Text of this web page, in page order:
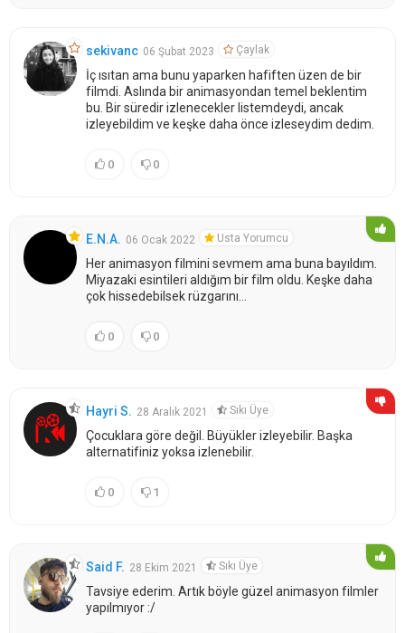
sekivanc 06 Şubat 2023 Çaylak
İç ısıtan ama bunu yaparken hafiften üzen de bir
filmdi. Aslında bir animasyondan temel beklentim
bu. Bir süredir izlenecekler listemdeydi, ancak
izleyebildim ve keşke daha önce izleseydim dedim.
0 0
E.N.A. 06 Ocak 2022 Usta Yorumcu
Her animasyon filmini sevmem ama buna bayıldım.
Miyazaki esintileri aldığım bir film oldu. Keşke daha
çok hissedebilsek rüzgarını...
0 0
Hayri S. 28 Aralık 2021 Sıkı Üye
Çocuklara göre değil. Büyükler izleyebilir. Başka
alternatifiniz yoksa izlenebilir.
0 1
Said F. 28 Ekim 2021 Sıkı Üye
Tavsiye ederim. Artık böyle güzel animasyon filmler
yapılmıyor :/